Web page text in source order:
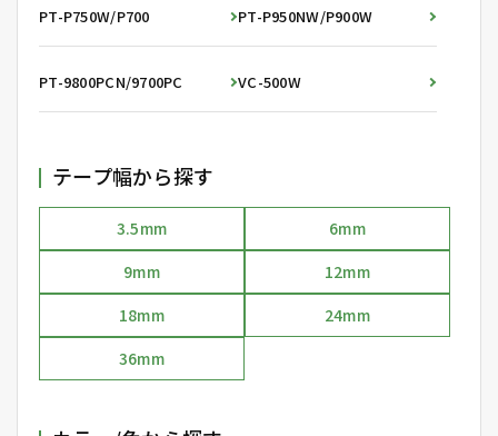
PT-P750W/P700 PT-P950NW/P900W
PT-9800PCN/9700PC VC-500W
テープ幅から探す
3.5mm
6mm
9mm
12mm
18mm
24mm
36mm